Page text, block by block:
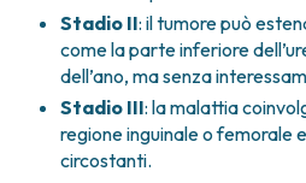
Stadio II: il tumore può
come la parte inferiore
dell’ano, ma senza
Stadio III: la malattia
regione inguinale o femorale
circostanti.